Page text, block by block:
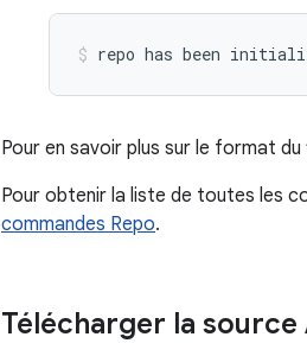
repo has been
Pour en savoir plus sur le format
Pour obtenir la liste de toutes les
commandes Repo.
Télécharger la